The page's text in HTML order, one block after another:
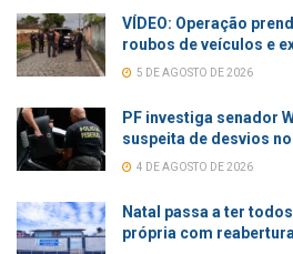
VÍDEO: Operação
roubos de veículos e
5 DE AGOSTO DE 2026
PF investiga senador
suspeita de desvios no
4 DE AGOSTO DE 2026
Natal passa a ter
própria com